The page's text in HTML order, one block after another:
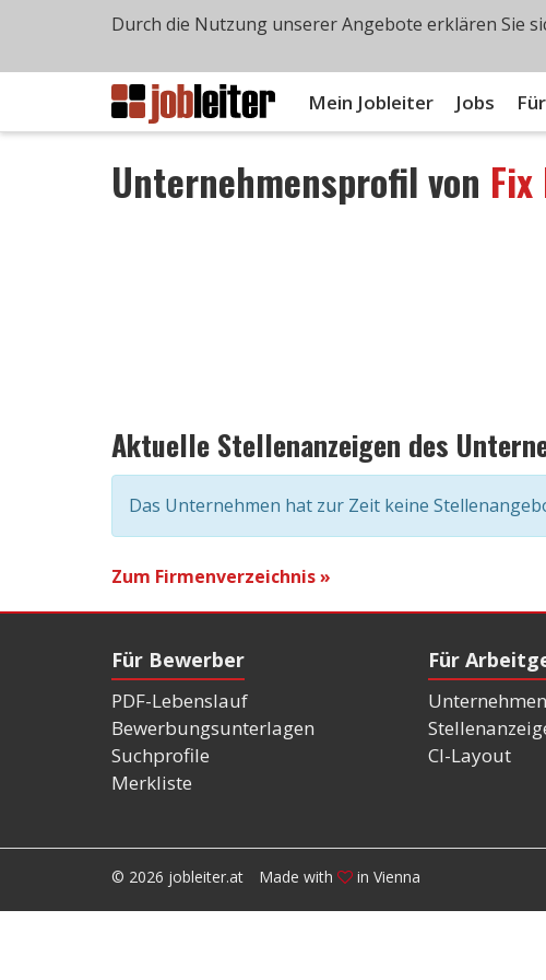
Mein Jobleiter Jobs
Unternehmensprofil von
Aktuelle Stellenanzeigen des
Das Unternehmen hat zur Zeit keine
Zum Firmenverzeichnis »
Für Bewerber
PDF-Lebenslauf
Bewerbungsunterlagen
Suchprofile
Merkliste
Für
CI-Layout
© 2026 jobleiter.at Made with in Vienna
Durch die Nutzung unserer Angebote erklären Sie